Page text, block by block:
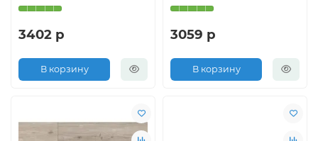
3402 р
В корзину
3059 р
В корзину